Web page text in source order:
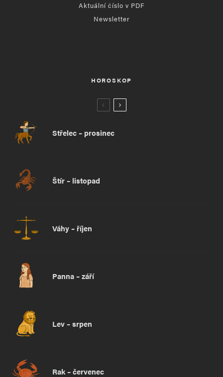
Aktuální číslo v PDF
Newsletter
HOROSKOP
Střelec – prosinec
Štír – listopad
Váhy – říjen
Panna – září
Lev – srpen
Rak – červenec